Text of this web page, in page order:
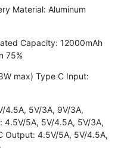
Material: Aluminum
Capacity: 12000mAh
75%
max) Type C Input:
4.5A, 5V/3A, 9V/3A,
4.5V/5A, 5V/4.5A, 5V/3A,
Output: 4.5V/5A, 5V/4.5A,